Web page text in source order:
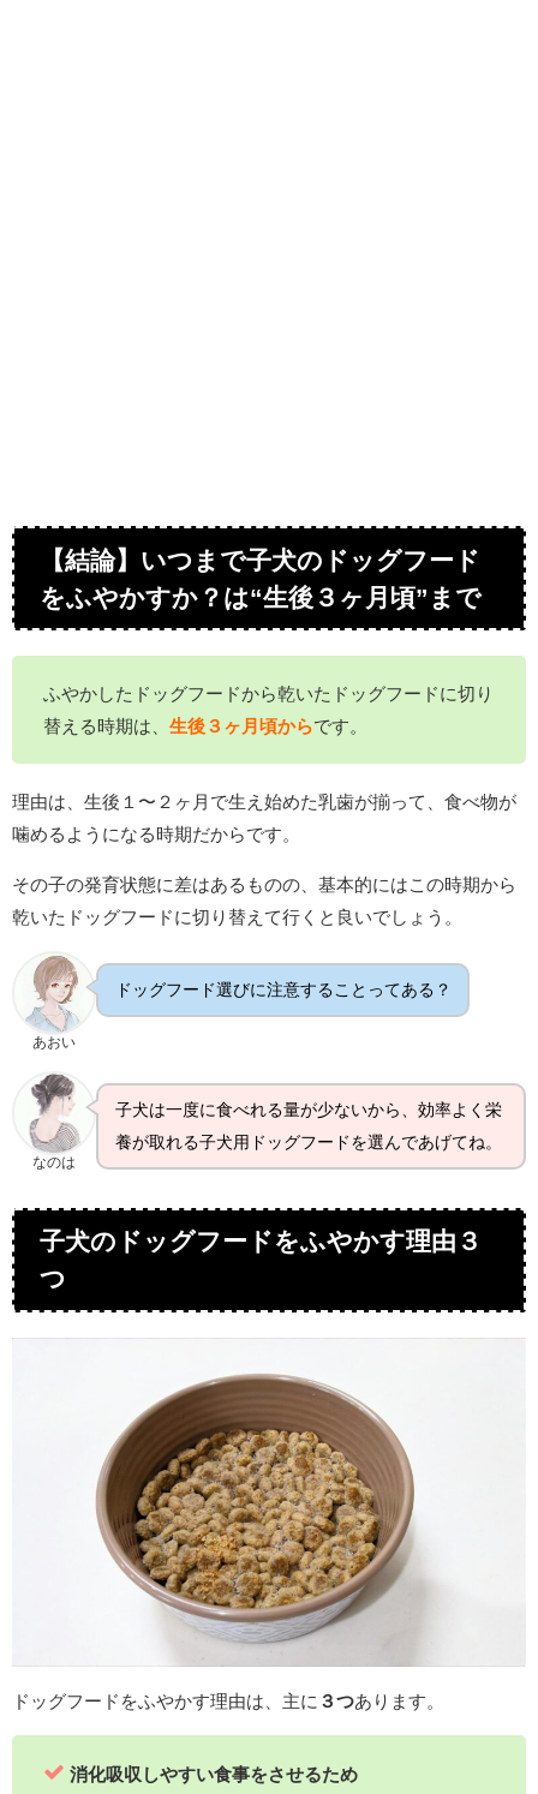
【結論】いつまで子犬のドッグフード
をふやかすか？は“生後３ヶ月頃”まで
ふやかしたドッグフードから乾いたドッグフードに切り
替える時期は、 生後３ヶ月頃からです。
理由は、生後１〜２ヶ月で生え始めた乳歯が揃って、食べ物が
噛めるようになる時期だからです。
その子の発育状態に差はあるものの、基本的にはこの時期から
乾いたドッグフードに切り替えて行くと良いでしょう。
あおい
ドッグフード選びに注意することってある？
なのは
子犬は一度に食べれる量が少ないから、効率よく栄
養が取れる子犬用ドッグフードを選んであげてね。
子犬のドッグフードをふやかす理由３
つ
ドッグフードをふやかす理由は、主に ３つあります。
消化吸収しやすい食事をさせるため